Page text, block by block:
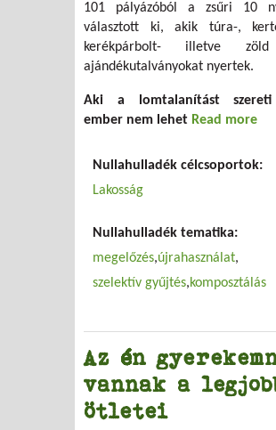
101 pályázóból a zsűri 10
választott ki, akik túra-,
kerékpárbolt- illetve
ajándékutalványokat nyertek.
Aki a lomtalanítást szereti
ember nem lehet Read more
Nullahulladék célcsoportok:
Lakosság
Nullahulladék tematika:
megelőzés újrahasználat
szelektív gyűjtés komposztálás
Az én
vannak a
ötletei